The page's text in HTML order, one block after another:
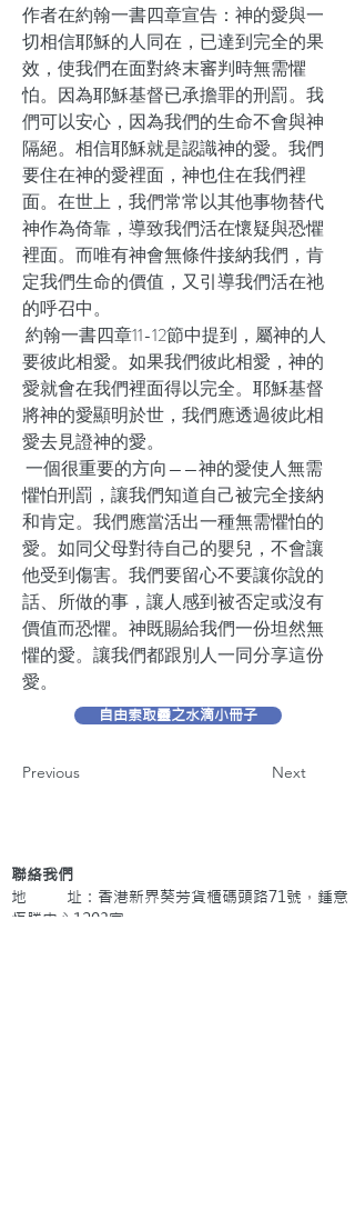
作者在約翰一書四章宣告：神的愛與一
切相信耶穌的人同在，已達到完全的果
效，使我們在面對終末審判時無需懼
怕。因為耶穌基督已承擔罪的刑罰。我
們可以安心，因為我們的生命不會與神
隔絕。相信耶穌就是認識神的愛。我們
要住在神的愛裡面，神也住在我們裡
面。在世上，我們常常以其他事物替代
神作為倚靠，導致我們活在懷疑與恐懼
裡面。而唯有神會無條件接納我們，肯
定我們生命的價值，又引導我們活在祂
的呼召中。
約翰一書四章11-12節中提到，屬神的人
要彼此相愛。如果我們彼此相愛，神的
愛就會在我們裡面得以完全。耶穌基督
將神的愛顯明於世，我們應透過彼此相
愛去見證神的愛。
一個很重要的方向——神的愛使人無需
懼怕刑罰，讓我們知道自己被完全接納
和肯定。我們應當活出一種無需懼怕的
愛。如同父母對待自己的嬰兒，不會讓
他受到傷害。我們要留心不要讓你說的
話、所做的事，讓人感到被否定或沒有
價值而恐懼。神既賜給我們一份坦然無
懼的愛。讓我們都跟別人一同分享這份
愛。
自由索取靈之水滴小冊子
Previous Next
聯絡我們
地 址：香港新界葵芳貨櫃碼頭路71號，鍾意
恆勝中心1203室